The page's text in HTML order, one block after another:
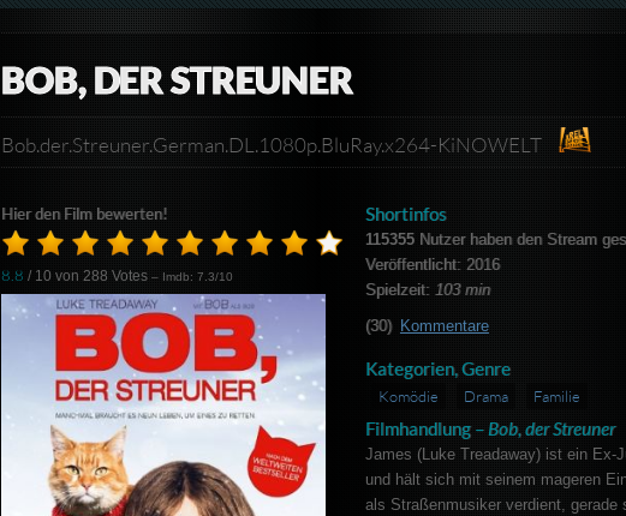
BOB, DER STREUNER
Bob.der.Streuner.German.DL.1080p.BluRay.x264-KiNOWELT
Hier den Film bewerten!
8.8 / 10 von288 Votes – Imdb: 7.3/10
Shortinfos
115355Nutzer haben den Stream
Veröffentlicht: 2016
Spielzeit: 103 min
(30) Kommentare
Kategorien, Genre
Komödie Drama Familie
Filmhandlung – Bob, der Streuner
James (Luke Treadaway) ist ein Ex-
und hält sich mit seinem mageren
als Straßenmusiker verdient, gerade